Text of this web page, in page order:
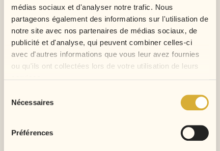
médias sociaux et d'analyser notre trafic. Nous
partageons également des informations sur l'utilisation de
notre site avec nos partenaires de médias sociaux, de
publicité et d'analyse, qui peuvent combiner celles-ci
avec d'autres informations que vous leur avez fournies
ou qu'ils ont collectées lors de votre utilisation de leurs
Nécessaires
Préférences
Conseils d’entretien
Pour préserver la beauté de vos mèches, lavez
délicatement avec un shampoing sans sulfate,
démêlez avec les doigts ou un peigne à dents